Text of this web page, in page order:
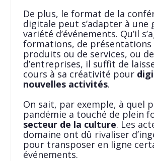
De plus, le format de la
digitale peut s’adapter à une
variété d’événements. Qu’il
formations, de présentations
produits ou de services, ou
d’entreprises, il suffit de
cours à sa créativité pour
nouvelles activités.
On sait, par exemple, à quel
pandémie a touché de plein
secteur de la culture. Les
domaine ont dû rivaliser
pour transposer en ligne
événements.